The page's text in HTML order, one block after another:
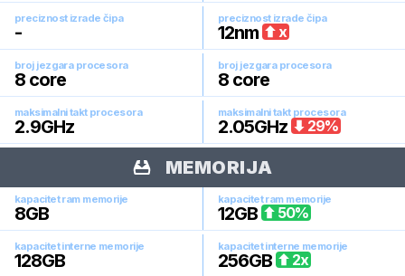
preciznost izrade čipa
-
preciznost izrade čipa
12nm x
broj jezgara procesora
8 core
broj jezgara procesora
8 core
maksimalni takt procesora
2.9GHz
maksimalni takt procesora
2.05GHz 29%
MEMORIJA
kapacitet ram memorije
8GB
kapacitet ram memorije
12GB 50%
kapacitet interne memorije
128GB
kapacitet interne memorije
256GB 2x